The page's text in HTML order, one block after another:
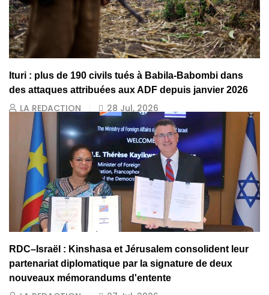
Ituri : plus de 190 civils tués à Babila-Babombi dans
des attaques attribuées aux ADF depuis janvier 2026
LA REDACTION 28 Jul, 2026
RDC–Israël : Kinshasa et Jérusalem consolident leur
partenariat diplomatique par la signature de deux
nouveaux mémorandums d'entente